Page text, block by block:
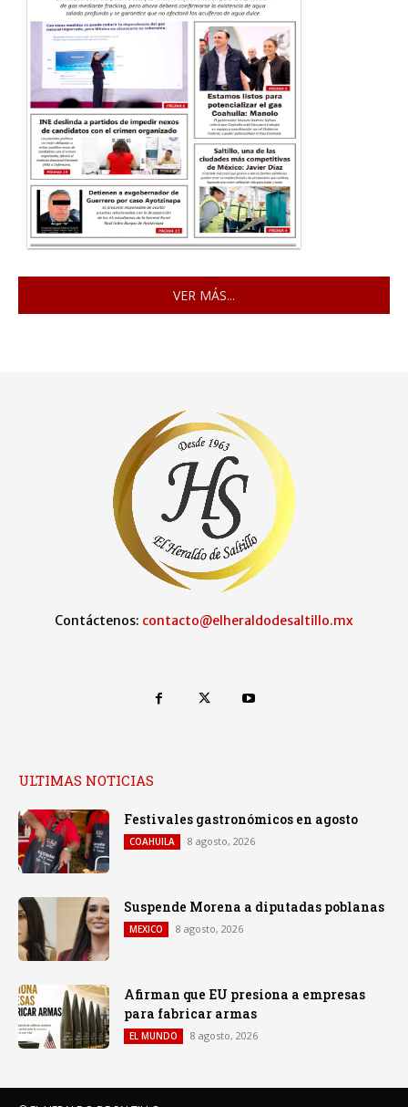
VER MÁS...
Contáctenos: contacto@elheraldodesaltillo.mx
ULTIMAS NOTICIAS
Festivales gastronómicos en agosto
COAHUILA 8 agosto, 2026
Suspende Morena a diputadas poblanas
MEXICO 8 agosto, 2026
Afirman que EU presiona a empresas
para fabricar armas
EL MUNDO 8 agosto, 2026